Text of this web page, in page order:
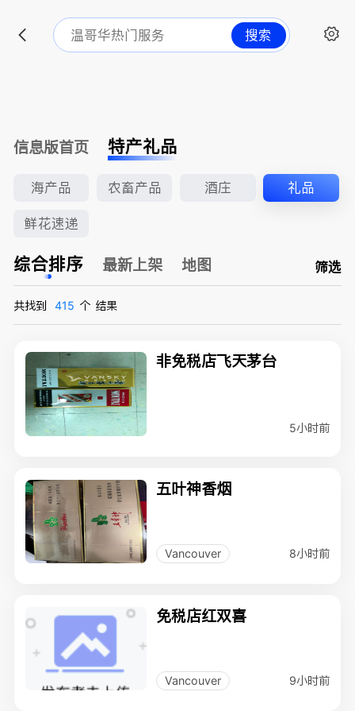
搜索
信息版首页 特产礼品
海产品 农畜产品 酒庄 礼品
鲜花速递
综合排序 最新上架 地图 筛选
共找到 415 个 结果
非免税店飞天茅台
5小时前
五叶神香烟
Vancouver 8小时前
免税店红双喜
Vancouver 9小时前